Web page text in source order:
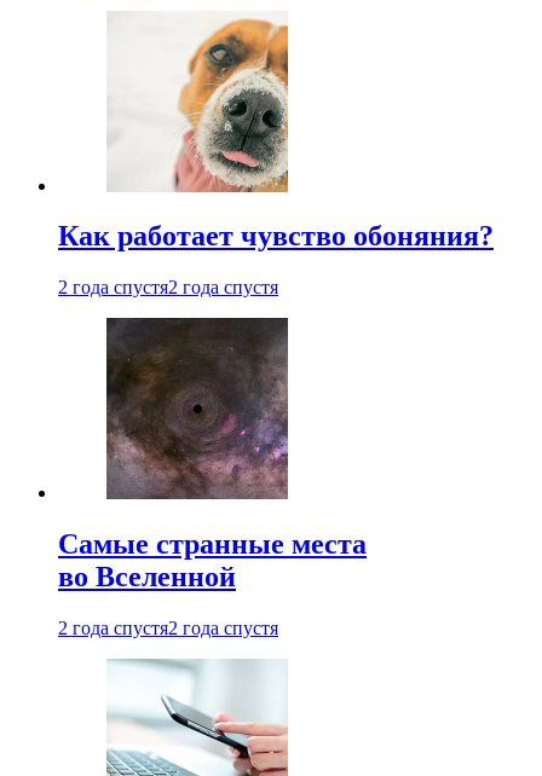
Как работает чувство обоняния?
2 года спустя2 года спустя
Самые странные места
во Вселенной
2 года спустя2 года спустя